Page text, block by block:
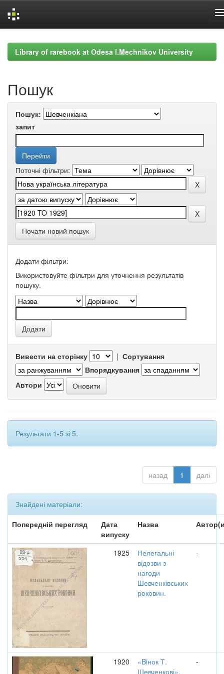
navigationLibrary of rarebook at Odesa I.Mechnikov University
Пошук
Пошук:
запит
Поточні фільтри:
Почати новий пошук
Додати фільтри:
Використовуйте фільтри для уточнення результатів
пошуку.
Вивести на сторінку | Сортування
Впорядкування
Автори
Результати 1-5 зі 5.
назад 1 далі
Знайдені матеріали:
Попередній перегляд
Дата
випуску
Назва
1925
Нелегальні
відозви з
нагоди
Шевченківських
роковин.
-
1920
«Biнок Т.
Шевченкові».
-